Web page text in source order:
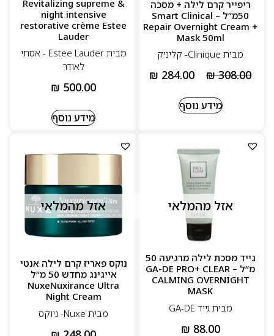
ריפייר קרם לילה + מסכה
50מ”ל – Smart Clinical
Repair Overnight Cream +
Mask 50ml
מבית Clinique- קליניק
₪308.00
₪ 284.00
מידע נוסף
Revitalizing supreme &
night intensive
restorative crème Estee
Lauder
מבית Estee Lauder - אסתי
לאודר
₪ 500.00
מידע נוסף
אזל מהמלאי
גייד מסכת לילה מרגיעה 50
מ”ל – GA-DE PRO+ CLEAR
CALMING OVERNIGHT
MASK
מבית גייד GA-DE
₪ 88.00
אזל מהמלאי
נוקס פאריז קרם לילה אנטי
אייגינג מחדש 50 מ”ל
NuxeNuxirance Ultra
Night Cream
מבית Nuxe- ניוקס